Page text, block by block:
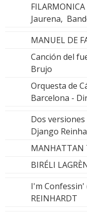
Jaurena,
MANUEL DE
Canción del
Brujo
Orquesta de
Barcelona -
Dos
Django
MANHATTAN
BIRÉLI
I'm Confessin'
REINHARDT